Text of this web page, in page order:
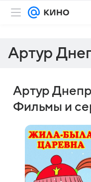
Артур
Артур
Фильмы и